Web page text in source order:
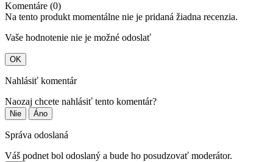
Komentáre (0)
Na tento produkt momentálne nie je pridaná žiadna recenzia.
Vaše hodnotenie nie je možné odoslať
OK
Nahlásiť komentár
Naozaj chcete nahlásiť tento komentár?
Nie Áno
Správa odoslaná
Váš podnet bol odoslaný a bude ho posudzovať moderátor.